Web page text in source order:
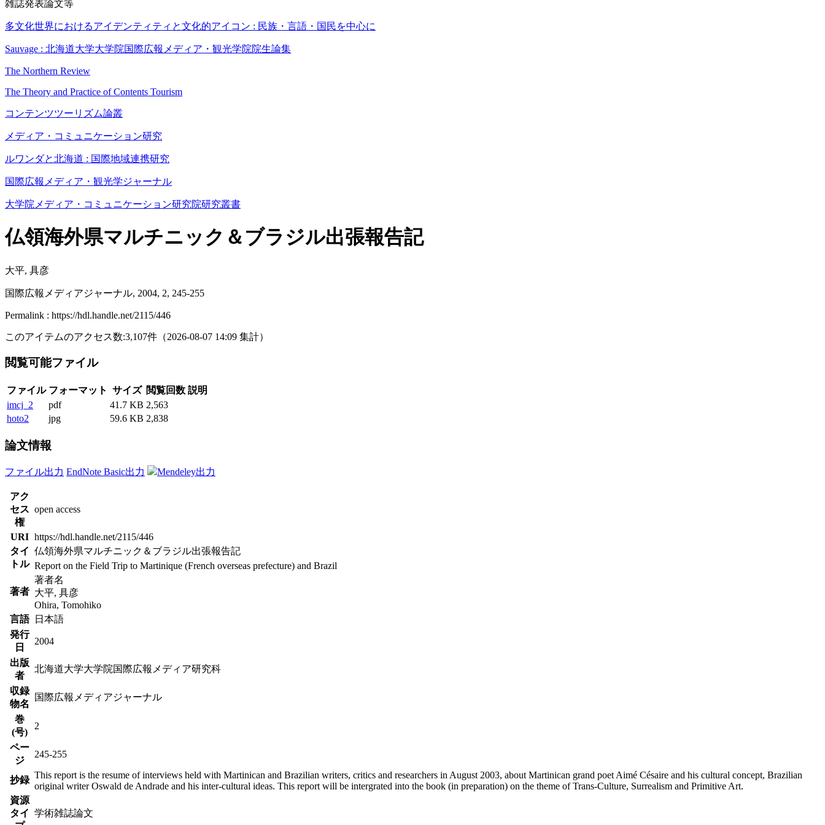
雑誌発表論文等
多文化世界におけるアイデンティティと文化的アイコン : 民族・言語・国民を中心に
Sauvage : 北海道大学大学院国際広報メディア・観光学院院生論集
The Northern Review
The Theory and Practice of Contents Tourism
コンテンツツーリズム論叢
メディア・コミュニケーション研究
ルワンダと北海道 : 国際地域連携研究
国際広報メディア・観光学ジャーナル
大学院メディア・コミュニケーション研究院研究叢書
仏領海外県マルチニック＆ブラジル出張報告記
大平, 具彦
国際広報メディアジャーナル, 2004, 2, 245-255
Permalink : https://hdl.handle.net/2115/446
このアイテムのアクセス数:3,107件 （2026-08-07 14:09 集計）
閲覧可能ファイル
ファイル フォーマット サイズ 閲覧回数 説明
imcj_2
pdf 41.7 KB 2,563
hoto2
jpg 59.6 KB 2,838
論文情報
ファイル出力 EndNote Basic出力 Mendeley出力
アク
セス
権
open access
URI https://hdl.handle.net/2115/446
タイ
トル
仏領海外県マルチニック＆ブラジル出張報告記
Report on the Field Trip to Martinique (French overseas prefecture) and Brazil
著者
著者名
大平, 具彦
Ohira, Tomohiko
言語
日本語
発行
日
2004
出版
者
北海道大学大学院国際広報メディア研究科
収録
物名
国際広報メディアジャーナル
巻
(号)
2
ペー
ジ
245-255
抄録 This report is the resume of interviews held with Martinican and Brazilian writers, critics and researchers in August 2003, about Martinican grand poet Aimé Césaire and his cultural concept, Brazilian
original writer Oswald de Andrade and his inter-cultural ideas. This report will be intergrated into the book (in preparation) on the theme of Trans-Culture, Surrealism and Primitive Art.
資源
タイ 学術雑誌論文